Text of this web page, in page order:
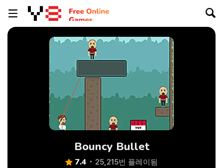
Bouncy Bullet
7.4 25,215번 플레이됨